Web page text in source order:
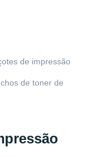
de impressão
de toner de